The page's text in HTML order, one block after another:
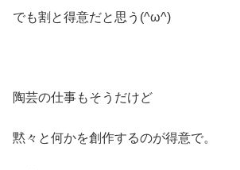
でも割と得意だと思う(^ω^)
陶芸の仕事もそうだけど
黙々と何かを創作するのが得意で。